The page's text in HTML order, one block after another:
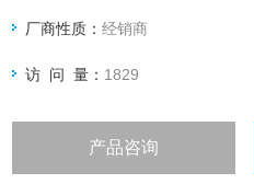
厂商性质：经销商
访 问 量： 1829
产品咨询